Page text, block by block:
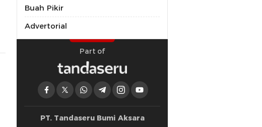
Buah Pikir
Advertorial
Part of
PT. Tandaseru Bumi Aksara